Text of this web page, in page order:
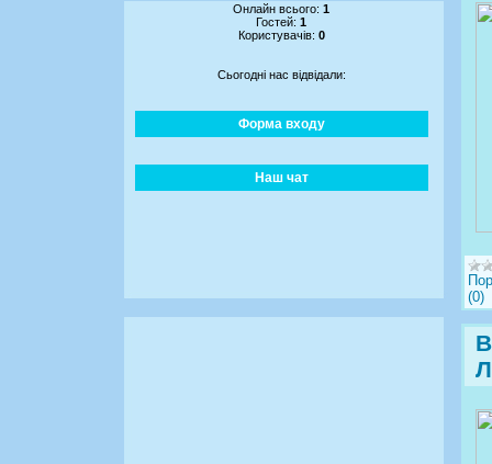
Онлайн всього:1
Гостей:1
Користувачів: 0
Сьогодні нас відвідали:
Форма входу
Наш чат
(0)